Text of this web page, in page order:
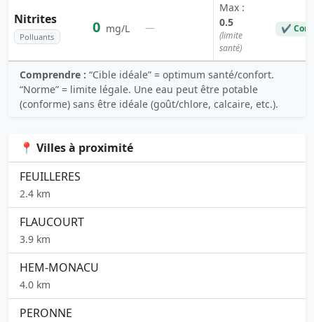
Nitrites
Polluants
0 mg/L —
Max :
0.5
(limite
santé)
✔
Comprendre : “Cible idéale” = optimum santé/confort.
“Norme” = limite légale. Une eau peut être potable
(conforme) sans être idéale (goût/chlore, calcaire, etc.).
📍 Villes à proximité
FEUILLERES
2.4 km
FLAUCOURT
3.9 km
HEM-MONACU
4.0 km
PERONNE